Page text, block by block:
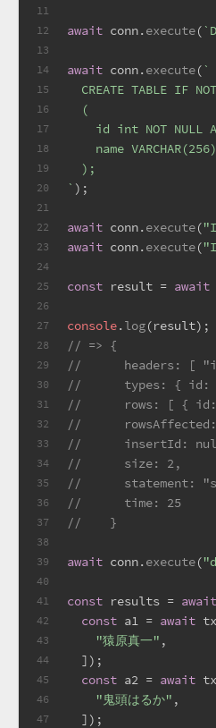
11
12
13
14
15
16
17
18
19
20
21
22
23
24
25
26
27
28
29
30
31
32
33
34
35
36
37
38
39
40
41
42
43
44
45
46
47
await conn.execute(
await conn.execute( `
CREATE TABLE IF
  (
id int NOT NULL
name
  );
` );
await conn.execute(
await conn.execute(
const result = await
console.log(result);
// => {
//      headers: [
//      types: { id:
//      rows: [ { id: 1,
//
//      insertId:
//      size: 2,
//      statement:
//      time: 25
//    }
await conn.execute(
const results = await
const a1 = await
"猿原真一" ,
  ]);
const a2 = await
"鬼頭はるか" ,
  ]);